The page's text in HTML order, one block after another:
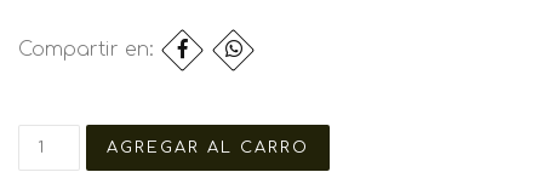
Compartir en: